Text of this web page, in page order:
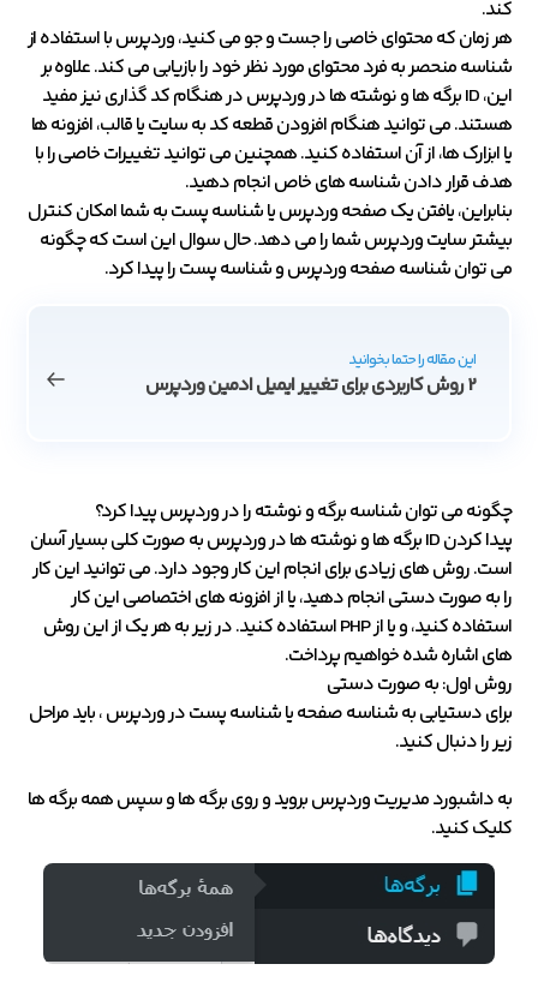
کند.
هر زمان که محتوای خاصی را جست و جو می کنید، وردپرس با استفاده از
شناسه منحصر به فرد محتوای مورد نظر خود را بازیابی می کند. علاوه بر
این، ID برگه ها و نوشته ها در وردپرس در هنگام کد گذاری نیز مفید
هستند. می توانید هنگام افزودن قطعه کد به سایت یا قالب، افزونه ها
یا ابزارک ها، از آن استفاده کنید. همچنین می توانید تغییرات خاصی را با
هدف قرار دادن شناسه های خاص انجام دهید.
بنابراین، یافتن یک صفحه وردپرس یا شناسه پست به شما امکان کنترل
بیشتر سایت وردپرس شما را می دهد. حال سوال این است که چگونه
می توان شناسه صفحه وردپرس و شناسه پست را پیدا کرد.
این مقاله را حتما بخوانید
2 روش کاربردی برای تغییر ایمیل ادمین وردپرس
چگونه می توان شناسه برگه و نوشته را در وردپرس پیدا کرد؟
پیدا کردن ID برگه ها و نوشته ها در وردپرس به صورت کلی بسیار آسان
است. روش های زیادی برای انجام این کار وجود دارد. می توانید این کار
را به صورت دستی انجام دهید، یا از افزونه های اختصاصی این کار
استفاده کنید، و یا از PHP استفاده کنید. در زیر به هر یک از این روش
های اشاره شده خواهیم پرداخت.
روش اول: به صورت دستی
برای دستیابی به شناسه صفحه یا شناسه پست در وردپرس ، باید مراحل
زیر را دنبال کنید.
به داشبورد مدیریت وردپرس بروید و روی برگه ها و سپس همه برگه ها
کلیک کنید.